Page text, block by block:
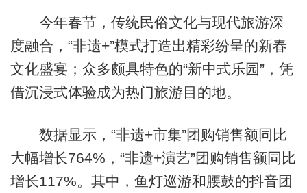
今年春节，传统民俗文化与现代旅游深
度融合，“非遗+”模式打造出精彩纷呈的新春
文化盛宴；众多颇具特色的“新中式乐园”，凭
借沉浸式体验成为热门旅游目的地。
数据显示，“非遗+市集”团购销售额同比
大幅增长764%，“非遗+演艺”团购销售额同比
增长117%。其中，鱼灯巡游和腰鼓的抖音团